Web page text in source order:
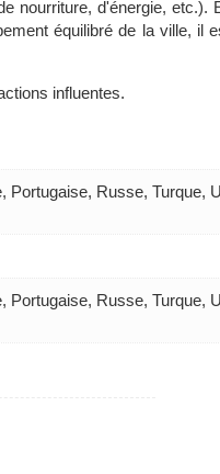
nourriture, d'énergie, etc.).
équilibré de la ville, il
influentes.
Portugaise, Russe, Turque,
Portugaise, Russe, Turque,